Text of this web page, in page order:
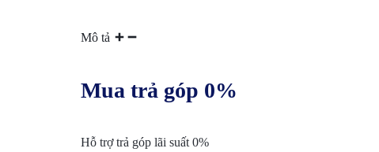
TRÌ
Mô tả
Mua trả góp 0%
Hỗ trợ trả góp lãi suất 0%